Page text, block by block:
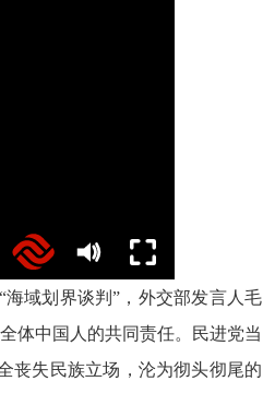
域划界谈判”，外交部发言人毛
体中国人的共同责任。民进党当
丧失民族立场，沦为彻头彻尾的